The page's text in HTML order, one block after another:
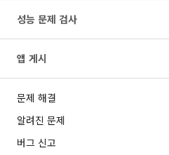
성능 문제 검사
앱 게시
문제 해결
알려진 문제
버그 신고